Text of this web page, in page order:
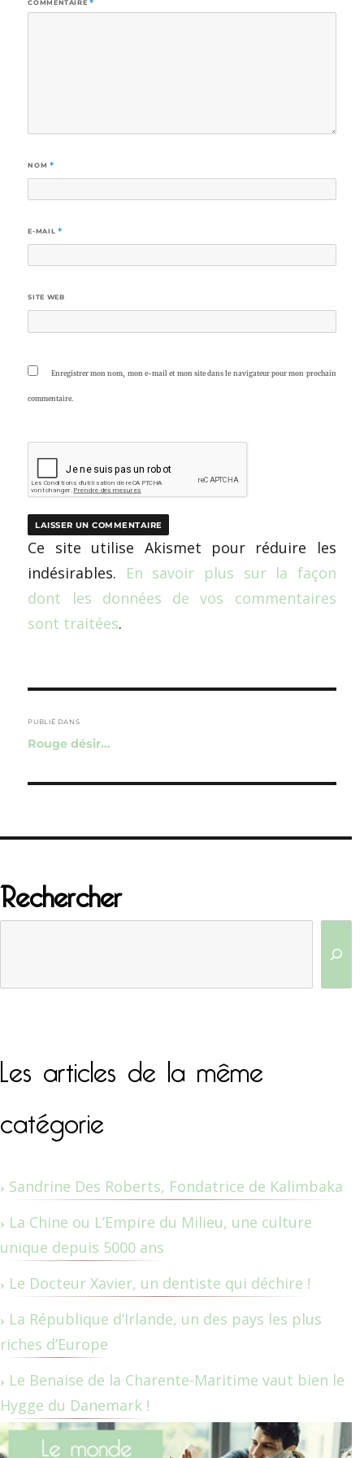
COMMENTAIRE *
NOM *
E-MAIL *
SITE WEB
Enregistrer mon nom, mon e-mail et mon site dans le navigateur pour mon prochain
commentaire.
Ce site utilise Akismet pour réduire les
indésirables. En savoir plus sur la façon
dont les données de vos commentaires
sont traitées.
de
l’article
PUBLIÉ DANS
Rouge désir…
Rechercher
Les articles de la même
catégorie
Sandrine Des Roberts, Fondatrice de Kalimbaka
La Chine ou L’Empire du Milieu, une culture
unique depuis 5000 ans
Le Docteur Xavier, un dentiste qui déchire !
La République d’Irlande, un des pays les plus
riches d’Europe
Le Benaise de la Charente-Maritime vaut bien le
Hygge du Danemark !